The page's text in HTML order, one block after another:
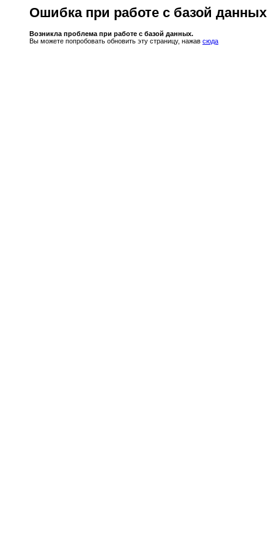
Ошибка при работе с базой данных
Возникла проблема при работе с базой данных.
Вы можете попробовать обновить эту страницу, нажав сюда